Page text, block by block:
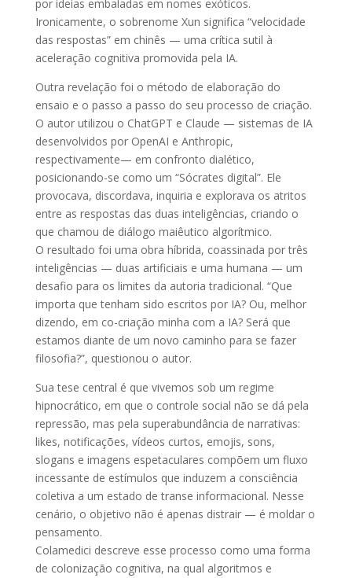
por ideias embaladas em nomes exóticos.
Ironicamente, o sobrenome Xun significa “velocidade
das respostas” em chinês — uma crítica sutil à
aceleração cognitiva promovida pela IA.
Outra revelação foi o método de elaboração do
ensaio e o passo a passo do seu processo de criação.
O autor utilizou o ChatGPT e Claude — sistemas de IA
desenvolvidos por OpenAI e Anthropic,
respectivamente— em confronto dialético,
posicionando-se como um “Sócrates digital”. Ele
provocava, discordava, inquiria e explorava os atritos
entre as respostas das duas inteligências, criando o
que chamou de diálogo maiêutico algorítmico.
O resultado foi uma obra híbrida, coassinada por três
inteligências — duas artificiais e uma humana — um
desafio para os limites da autoria tradicional. “Que
importa que tenham sido escritos por IA? Ou, melhor
dizendo, em co-criação minha com a IA? Será que
estamos diante de um novo caminho para se fazer
filosofia?”, questionou o autor.
Sua tese central é que vivemos sob um regime
hipnocrático, em que o controle social não se dá pela
repressão, mas pela superabundância de narrativas:
likes, notificações, vídeos curtos, emojis, sons,
slogans e imagens espetaculares compõem um fluxo
incessante de estímulos que induzem a consciência
coletiva a um estado de transe informacional. Nesse
cenário, o objetivo não é apenas distrair — é moldar o
pensamento.
Colamedici descreve esse processo como uma forma
de colonização cognitiva, na qual algoritmos e